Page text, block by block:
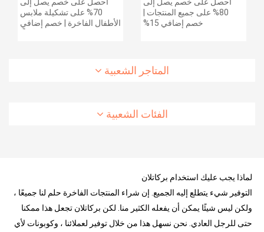
70% على تشكيلة ملابس
الأطفال الفاخرة | خصم إضافي
80% على جميع المنتجات |
خصم إضافي 15%
المتاجر الشعبية
الفئات الشعبية
لماذا يجب عليك استخدام بركاتلان
التوفير شيء يتطلع إليه الجميع. إن شراء المنتجات الفاخرة حلم لنا جميعًا ،
ولكن ليس شيئًا يمكن أن يفعله الكثير منا. لكن بركاتلان تجعل هذا ممكنا
حتى للرجل العادي. نحن نسهل هذا من خلال توفير لعملائنا ، وكوبونات لأي